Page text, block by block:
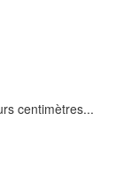
centimètres...